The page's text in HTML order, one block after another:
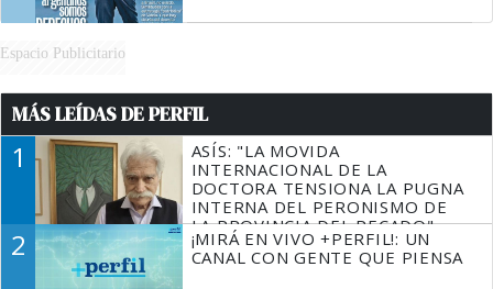
Espacio Publicitario
MÁS LEÍDAS DE PERFIL
1
ASÍS: "LA MOVIDA
INTERNACIONAL DE LA
DOCTORA TENSIONA LA PUGNA
INTERNA DEL PERONISMO DE
LA PROVINCIA DEL PECADO"
2
¡MIRÁ EN VIVO +PERFIL!: UN
CANAL CON GENTE QUE PIENSA